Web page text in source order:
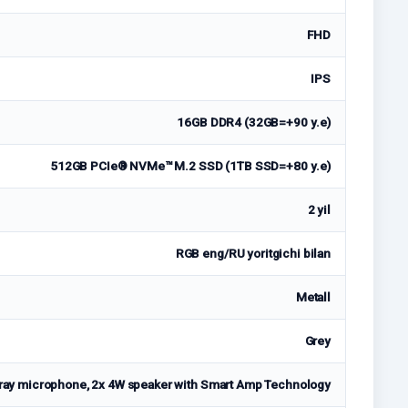
FHD
IPS
16GB DDR4 (32GB=+90 у.е)
512GB PCIe® NVMe™ M.2 SSD (1TB SSD=+80 у.е)
2 yil
RGB eng/RU yoritgichi bilan
Metall
Grey
microphone, 2x 4W speaker with Smart Amp Technology